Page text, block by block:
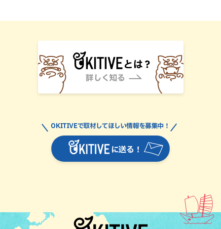
に送る！
OKITIVEで取材してほしい情報を募集中！